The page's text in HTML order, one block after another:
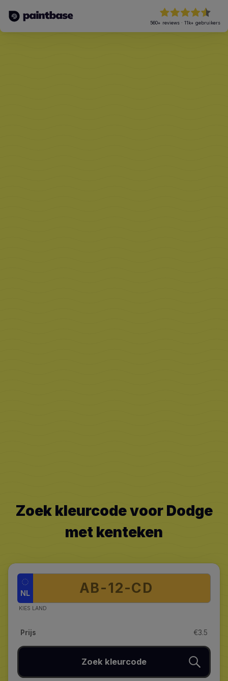
560+ reviews · 11k+ gebruikers
Zoek kleurcode voor Dodge
met kenteken
NL
KIES LAND
Prijs €3.5
Zoek kleurcode